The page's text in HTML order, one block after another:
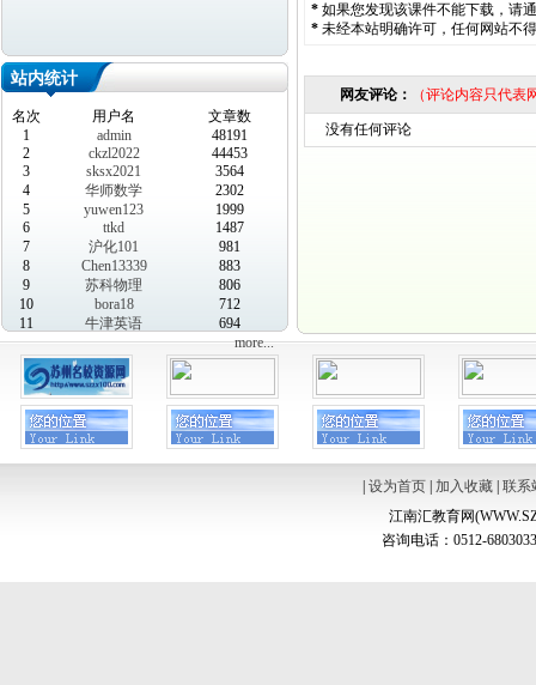
站内统计
名次 用户名
文章数
1
admin
48191
2
ckzl2022
44453
3
sksx2021
3564
4
华师数学
2302
5
yuwen123
1999
6
ttkd
1487
7
沪化101
981
8
Chen13339
883
9
苏科物理
806
10
bora18
712
11
牛津英语
694
more...
* 如果您发现该课件不能下载，请
* 未经本站明确许可，任何网站不
网友评论： （评论内容只代
没有任何评论
设为首页| 加入收藏| 联系
江南汇教育网
咨询电话：0512-